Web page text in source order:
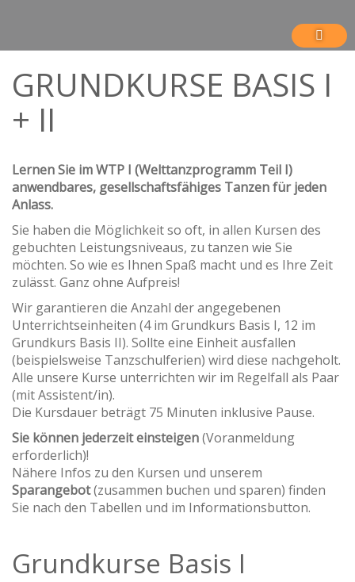
GRUNDKURSE BASIS I
+ II
Lernen Sie im WTP I (Welttanzprogramm Teil I)
anwendbares, gesellschaftsfähiges Tanzen für jeden
Anlass.
Sie haben die Möglichkeit so oft, in allen Kursen des
gebuchten Leistungsniveaus, zu tanzen wie Sie
möchten. So wie es Ihnen Spaß macht und es Ihre Zeit
zulässt. Ganz ohne Aufpreis!
Wir garantieren die Anzahl der angegebenen
Unterrichtseinheiten (4 im Grundkurs Basis I, 12 im
Grundkurs Basis II). Sollte eine Einheit ausfallen
(beispielsweise Tanzschulferien) wird diese nachgeholt.
Alle unsere Kurse unterrichten wir im Regelfall als Paar
(mit Assistent/in).
Die Kursdauer beträgt 75 Minuten inklusive Pause.
Sie können jederzeit einsteigen(Voranmeldung
erforderlich)!
Nähere Infos zu den Kursen und unserem
Sparangebot(zusammen buchen und sparen) finden
Sie nach den Tabellen und im Informationsbutton.
Grundkurse Basis I